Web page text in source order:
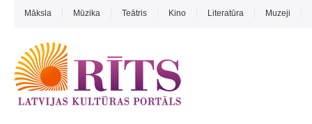
Māksla Mūzika Teātris Kino Literatūra Muzeji